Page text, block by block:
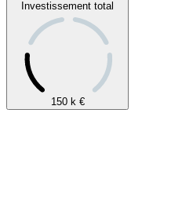
Investissement total
150 k €